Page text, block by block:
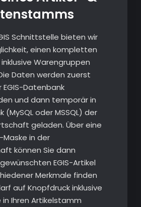
Schnittstelle bieten wir
einen kompletten
Warengruppen
Daten werden zuerst
Datenbank
und dann temporär in
oder MSSQL) der
geladen. Über eine
Maske in der
können Sie dann
EGIS-Artikel
Merkmale finden
auf Knopfdruck inklusive
Ihren Artikelstamm